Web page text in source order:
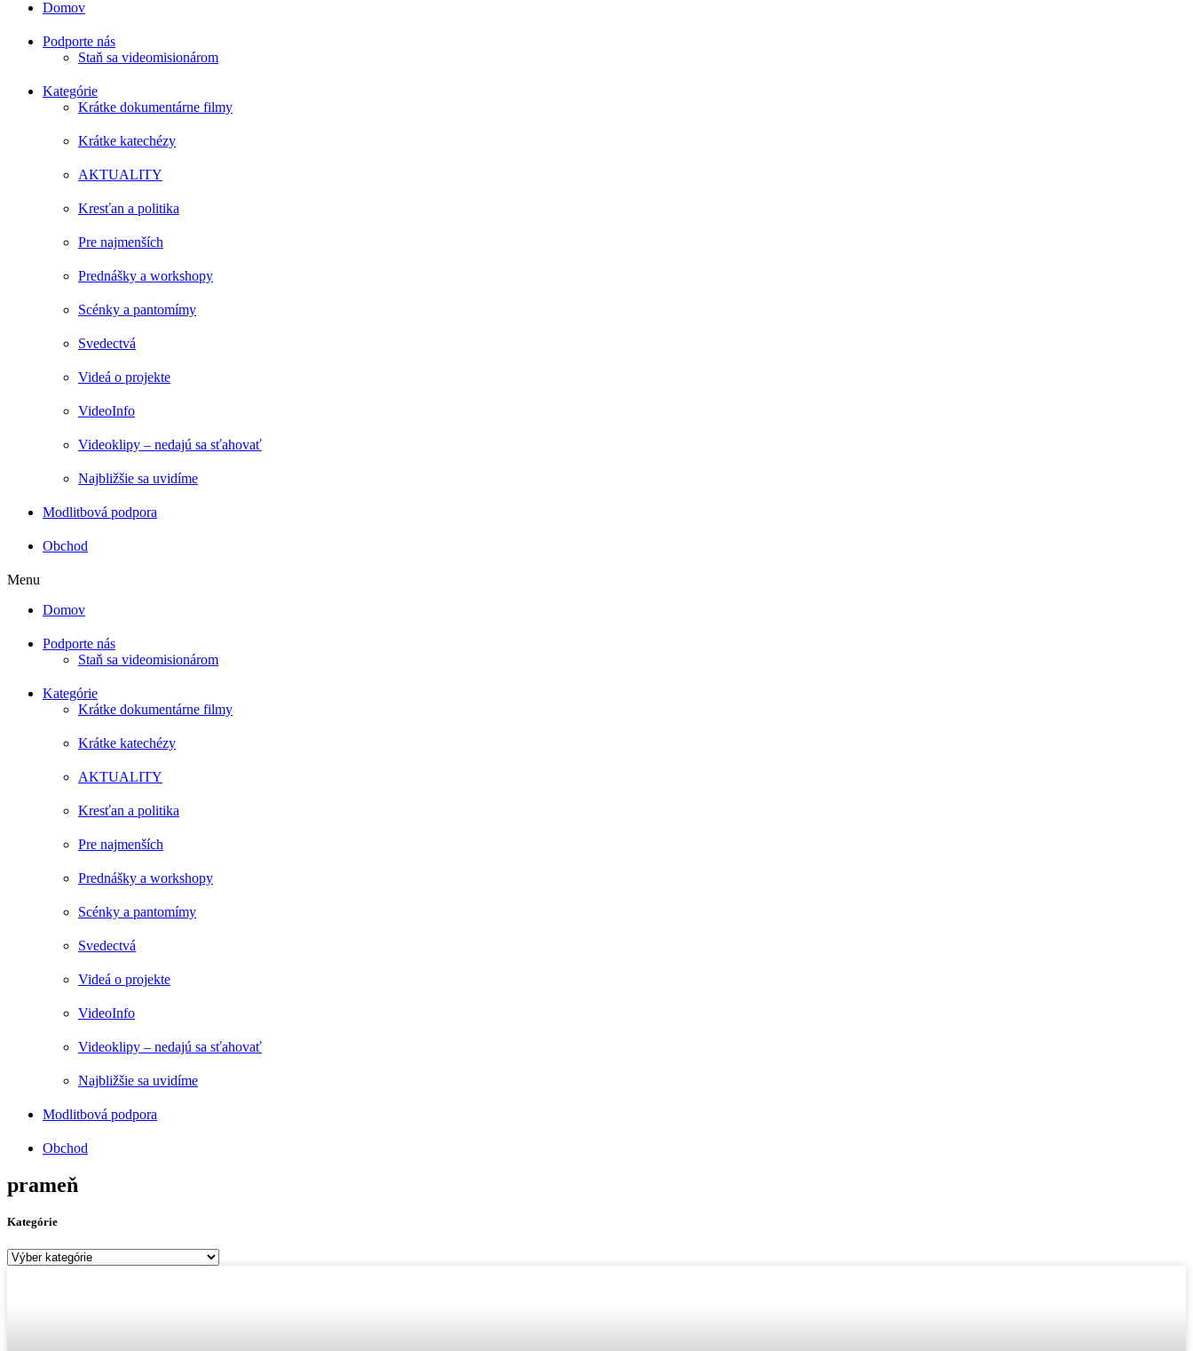
Domov
Podporte nás
Staň sa videomisionárom
Kategórie
Krátke dokumentárne filmy
Krátke katechézy
AKTUALITY
Kresťan a politika
Pre najmenších
Prednášky a workshopy
Scénky a pantomímy
Svedectvá
Videá o projekte
VideoInfo
Videoklipy – nedajú sa sťahovať
Najbližšie sa uvidíme
Modlitbová podpora
Obchod
Menu
Domov
Podporte nás
Staň sa videomisionárom
Kategórie
Krátke dokumentárne filmy
Krátke katechézy
AKTUALITY
Kresťan a politika
Pre najmenších
Prednášky a workshopy
Scénky a pantomímy
Svedectvá
Videá o projekte
VideoInfo
Videoklipy – nedajú sa sťahovať
Najbližšie sa uvidíme
Modlitbová podpora
Obchod
prameň
Kategórie
Kategórie